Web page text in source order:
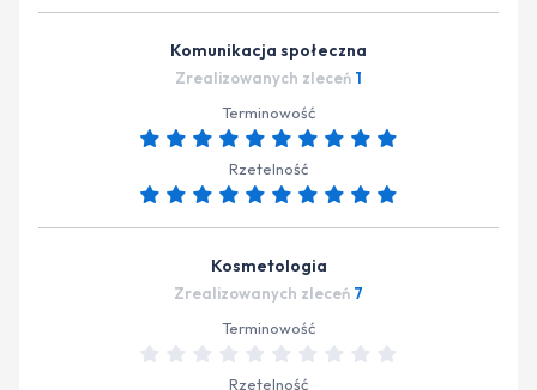
Komunikacja społeczna
Zrealizowanych zleceń 1
Terminowość
Rzetelność
Kosmetologia
Zrealizowanych zleceń 7
Terminowość
Rzetelność